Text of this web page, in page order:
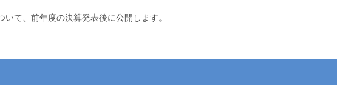
て、前年度の決算発表後に公開します。